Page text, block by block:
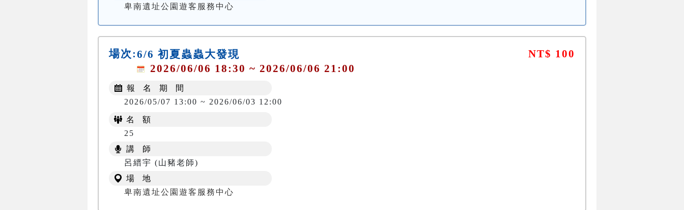
卑南遺址公園遊客服務中心
場次:6/6 初夏蟲蟲大發現
2026/06/06 18:30 ~ 2026/06/06 21:00
NT$ 100
報 名 期 間
2026/05/07 13:00 ~ 2026/06/03 12:00
名 額
25
講 師
呂縉宇 (山豬老師)
場 地
卑南遺址公園遊客服務中心